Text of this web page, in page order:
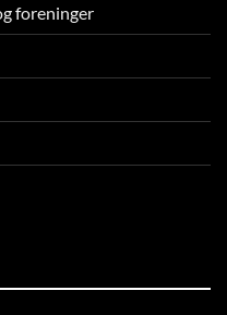
foreninger